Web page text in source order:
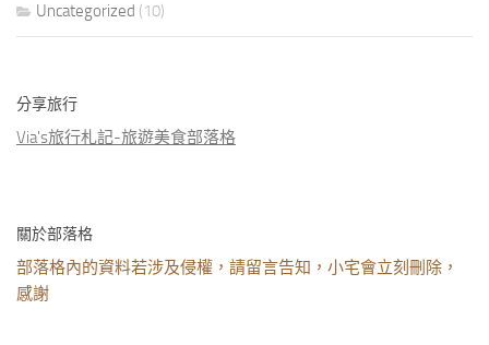
Uncategorized (10)
分享旅行
Via's旅行札記-旅遊美食部落格
關於部落格
部落格內的資料若涉及侵權，請留言告知，小宅會立刻刪除，
感謝